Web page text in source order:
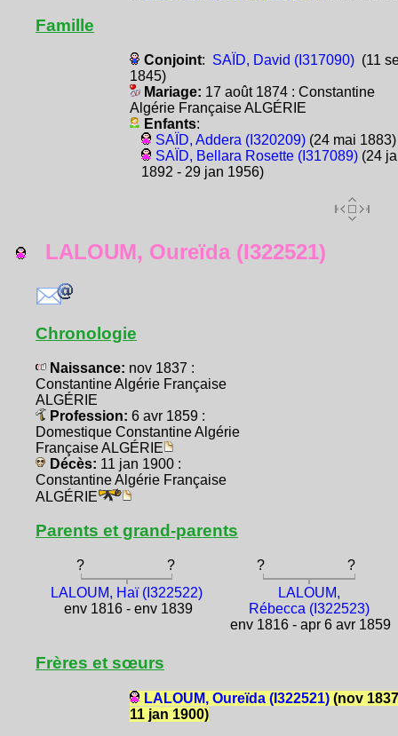
Famille
Conjoint: SAÏD, David (I317090)(11
1845)
Mariage: 17 août 1874 : Constantine
Algérie Française ALGÉRIE
Enfants:
SAÏD, Addera (I320209)(24 mai 1883)
SAÏD, Bellara Rosette (I317089)(24
1892 - 29 jan 1956)
LALOUM, Oureïda (I322521)
Chronologie
Naissance: nov 1837 :
Constantine Algérie Française
ALGÉRIE
Profession: 6 avr 1859 :
Domestique Constantine Algérie
Française ALGÉRIE
Décès: 11 jan 1900 :
Constantine Algérie Française
ALGÉRIE
Parents et grand-parents
? ? ?
?
LALOUM, Haï (I322522)
env 1816 - env 1839
LALOUM,
Rébecca (I322523)
env 1816 - apr 6 avr 1859
Frères et sœurs
LALOUM, Oureïda (I322521)(nov
11 jan 1900)